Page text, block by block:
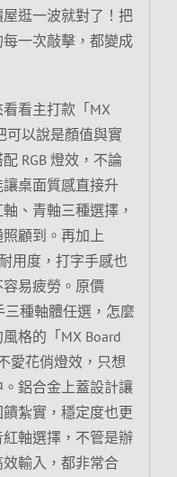
逛一波就對了！把
一次敲擊，都變成
看主打款「MX
可以說是顏值與實
RGB 燈效，不論
桌面質感直接升
、青軸三種選擇，
顧到。再加上
用度，打字手感也
易疲勞。原價
種軸體任選，怎麼
格的「MX Board
愛花俏燈效，只想
鋁合金上蓋設計讓
紮實，穩定度也更
軸選擇，不管是辦
輸入，都非常合